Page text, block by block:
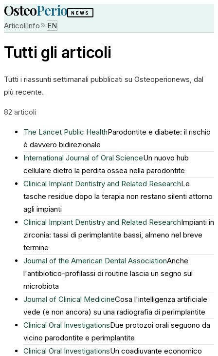
OsteoPerio NEWS
ArticoliInfo EN
Tutti gli articoli
Tutti i riassunti settimanali pubblicati su Osteoperionews, dal
più recente.
82 articoli
The Lancet Public HealthParodontite e diabete: il rischio
è davvero bidirezionale
International Journal of Oral ScienceUn nuovo hub
cellulare dietro la perdita ossea nella parodontite
Clinical Implant Dentistry and Related ResearchLe
tasche residue dopo la terapia non restano silenti attorno
agli impianti
Clinical Implant Dentistry and Related ResearchImpianti in
zirconia: tassi di perimplantite bassi, almeno nel breve
termine
Journal of the American Dental AssociationAnche
l'antibiotico-profilassi di routine lascia un segno sul
microbiota
Journal of Clinical MedicineCosa l'intelligenza artificiale
vede (e non ancora) su una radiografia di perimplantite
Clinical Oral InvestigationsDue protozoi orali seguono da
vicino parodontite e perimplantite
Clinical Oral InvestigationsUn coadiuvante economico